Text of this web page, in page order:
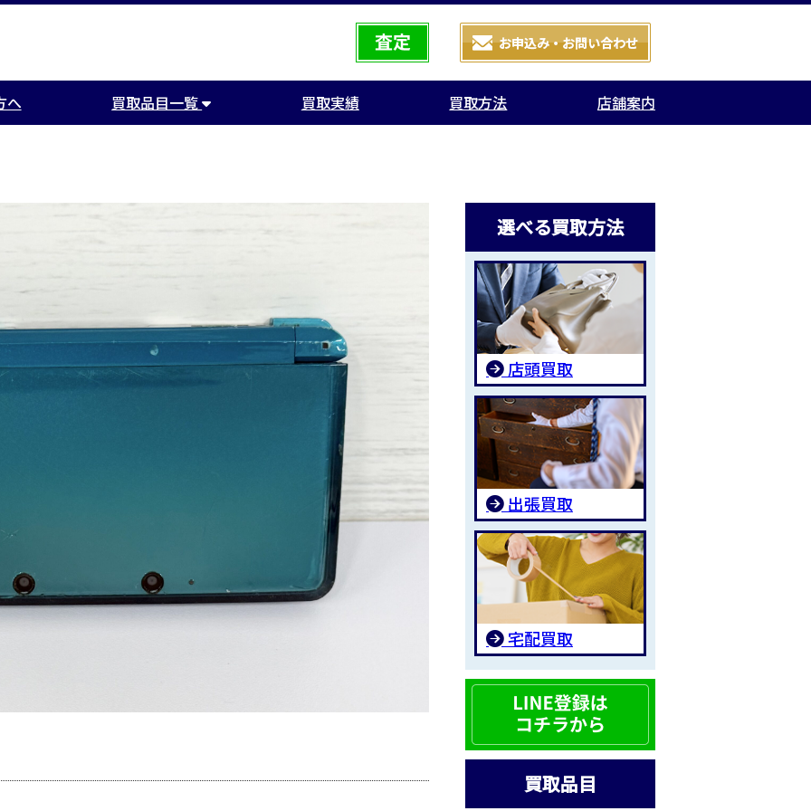
へ 買取品目一覧 買取実績 買取方法 店舗案内
選べる買取方法
店頭買取
出張買取
宅配買取
買取品目